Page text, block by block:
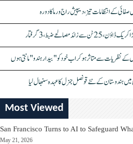
کے انتظامات تیز، دیپیش راج ورما کا دورہ
مصالحے ضبط، 3 گرفتار
کے نظریات سے متاثر ہو کر اب خود کو "بیدار ہندو" مانتی ہوں
ہندوستان کے نئے قونصل جنرل کا عہدہ سنبھال لیا
Most Viewed
San Francisco Turns to AI to Safeguard
May 21, 2026